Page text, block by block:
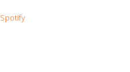
Spotify